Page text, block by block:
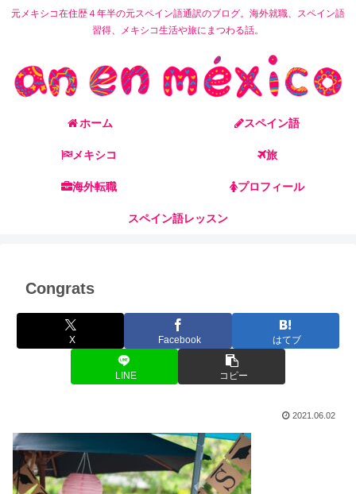
元メキシコ在住歴４年半の元スペイン語通訳のブログ。海外就職、スペイン語
習得、メキシコ生活や旅にまつわる話。
ホーム スペイン語
メキシコ 旅
海外転職 プロフィール
スペイン語レッスン
Congrats
X Facebook はてブ
LINE コピー
2021.06.02